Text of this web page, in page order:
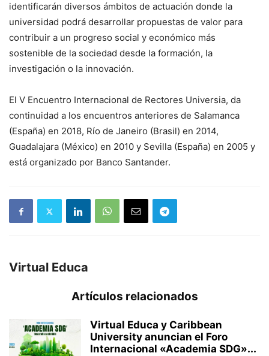
identificarán diversos ámbitos de actuación donde la
universidad podrá desarrollar propuestas de valor para
contribuir a un progreso social y económico más
sostenible de la sociedad desde la formación, la
investigación o la innovación.
El V Encuentro Internacional de Rectores Universia, da
continuidad a los encuentros anteriores de Salamanca
(España) en 2018, Río de Janeiro (Brasil) en 2014,
Guadalajara (México) en 2010 y Sevilla (España) en 2005 y
está organizado por Banco Santander.
Virtual Educa
Artículos relacionados
Virtual Educa y Caribbean
University anuncian el Foro
Internacional «Academia SDG»...